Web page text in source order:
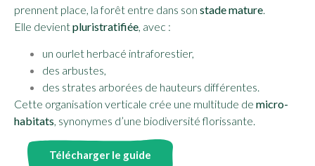
prennent place, la forêt entre dans son stade mature
Elle devientpluristratifiée , avec :
un ourlet herbacé intraforestier,
des arbustes,
des strates arborées de hauteurs différentes.
Cette organisation verticale crée une multitude de micro-
habitats, synonymes d’une biodiversité florissante.
Télécharger le guide